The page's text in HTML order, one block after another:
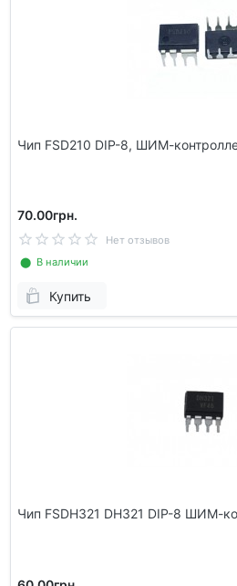
Чип FSD210 DIP-8, ШИМ-
70.00грн.
Нет отзывов
⬤ В наличии
Купить
Чип FSDH321 DH321 DIP-8 ШИМ-